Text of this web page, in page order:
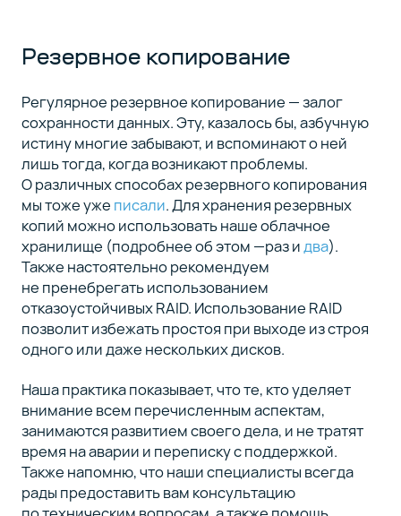
Резервное копирование
Регулярное резервное копирование — залог
сохранности данных. Эту, казалось бы, азбучную
истину многие забывают, и вспоминают о ней
лишь тогда, когда возникают проблемы.
О различных способах резервного копирования
мы тоже уже писали. Для хранения резервных
копий можно использовать наше облачное
хранилище (подробнее об этом —раз идва).
Также настоятельно рекомендуем
не пренебрегать использованием
отказоустойчивых RAID. Использование RAID
позволит избежать простоя при выходе из строя
одного или даже нескольких дисков.
Наша практика показывает, что те, кто уделяет
внимание всем перечисленным аспектам,
занимаются развитием своего дела, и не тратят
время на аварии и переписку с поддержкой.
Также напомню, что наши специалисты всегда
рады предоставить вам консультацию